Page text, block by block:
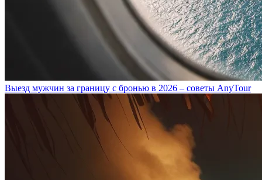
Выезд мужчин за границу с бронью в 2026 – советы AnyTour